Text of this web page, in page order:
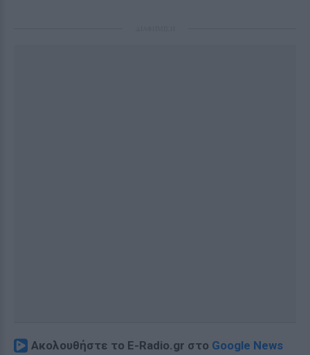
Ακολουθήστε το E-Radio.gr στο Google News